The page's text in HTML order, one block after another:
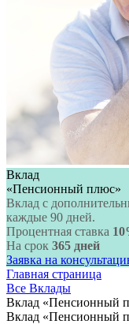
Вклад
«Пенсионный плюс»
Вклад с
каждые 90 дней.
Процентная ставка
На срок 365 дней
Заявка на
Главная страница
Все Вклады
Вклад «Пенсионный
Вклад «Пенсионный